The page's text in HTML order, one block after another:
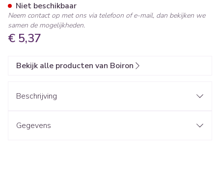
€ 5,37
Niet beschikbaar
Neem contact op met ons via telefoon of e-mail, dan bekijken we
samen de mogelijkheden.
Bekijk alle producten van Boiron
Beschrijving
Gegevens